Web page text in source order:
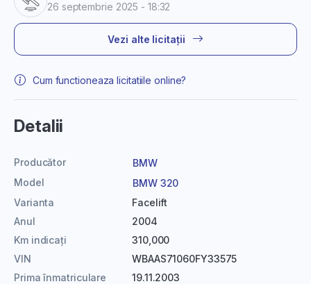
26 septembrie 2025 - 18:32
Vezi alte licitații
Cum functioneaza licitatiile online?
Detalii
Producător
BMW
Model
BMW 320
Varianta
Facelift
Anul
2004
Km indicați
310,000
VIN
WBAAS71060FY33575
Prima înmatriculare
19.11.2003